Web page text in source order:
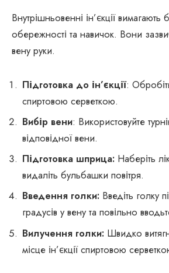
Внутрішньовенні ін’єкції вимагають
обережності та навичок. Вони
вену руки.
Підготовка до ін’єкції:
спиртовою серветкою.
Вибір вени: Використовуйте
відповідної вени.
Підготовка шприца: Наберіть
видаліть бульбашки повітря.
Введення голки: Введіть голку
градусів у вену та повільно
Вилучення голки: Швидко
місце ін’єкції спиртовою